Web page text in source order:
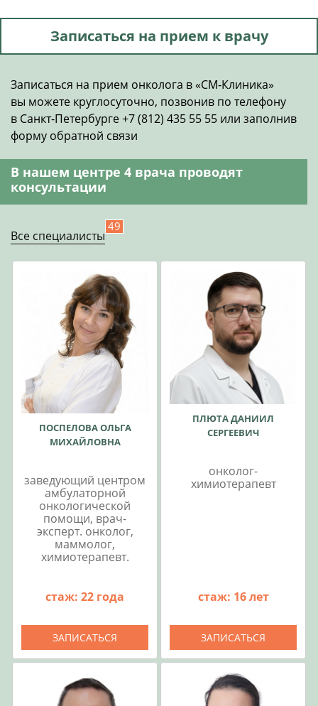
Записаться на прием к врачу
Записаться на прием онколога в «СМ‑Клиника»
вы можете круглосуточно, позвонив по телефону
в Санкт-Петербурге +7 (812) 435 55 55 или заполнив
форму обратной связи
В нашем центре 4 врача проводят
консультации
Все специалисты
49
ПОСПЕЛОВА ОЛЬГА
МИХАЙЛОВНА
заведующий центром
амбулаторной
онкологической
помощи, врач-
эксперт. онколог,
маммолог,
химиотерапевт.
стаж: 22 года
ЗАПИСАТЬСЯ
ПЛЮТА ДАНИИЛ
СЕРГЕЕВИЧ
онколог-
химиотерапевт
стаж: 16 лет
ЗАПИСАТЬСЯ